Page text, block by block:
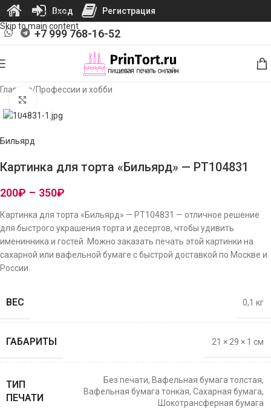
Skip to navigation
Skip to main content
+7 999 768-16-52
Главная/Профессии и хобби
Бильярд
Картинка для торта «Бильярд» — PT104831
200₽ – 350₽
Картинка для торта «Бильярд» — PT104831 — отличное решение
для быстрого украшения торта и десертов, чтобы удивить
именинника и гостей. Можно заказать печать этой картинки на
сахарной или вафельной бумаге с быстрой доставкой по Москве и
России.
ВЕС 0,1 кг
ГАБАРИТЫ 21 × 29 × 1 см
ТИП
ПЕЧАТИ
Без печати, Вафельная бумага толстая,
Вафельная бумага тонкая, Сахарная бумага,
Шокотрансферная бумага
Вход Регистрация